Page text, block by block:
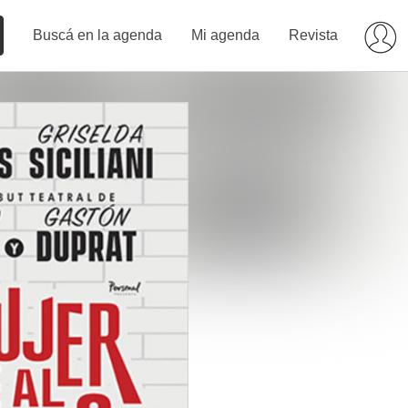
Buscá en la agenda Mi agenda Revista